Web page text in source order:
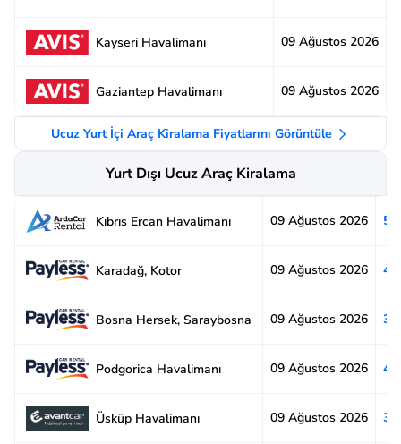
Kayseri Havalimanı 09 Ağustos 2026
Gaziantep Havalimanı 09 Ağustos 2026
Ucuz Yurt İçi Araç Kiralama Fiyatlarını Görüntüle
Yurt Dışı Ucuz Araç Kiralama
Kıbrıs Ercan Havalimanı 09 Ağustos 2026
Karadağ, Kotor 09 Ağustos 2026
Bosna Hersek, Saraybosna 09 Ağustos 2026
Podgorica Havalimanı 09 Ağustos 2026
Üsküp Havalimanı 09 Ağustos 2026